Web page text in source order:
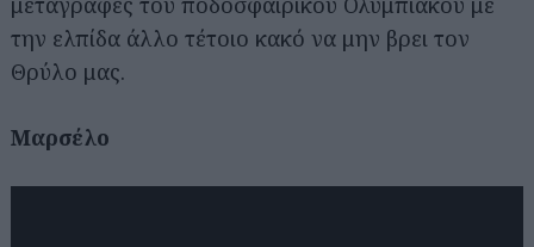
την ελπίδα άλλο τέτοιο κακό να μην βρει τον
Θρύλο μας.
Μαρσέλο